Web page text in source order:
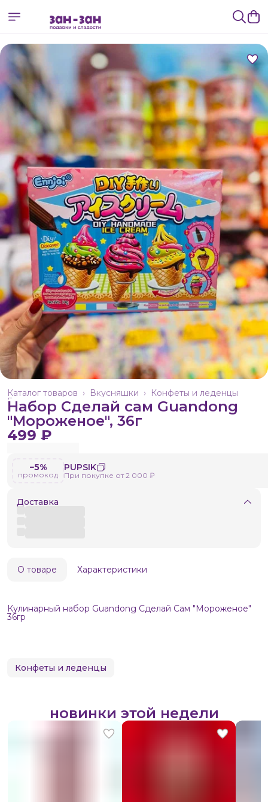
Конфеты и леденцы
Вкусняшки ›
Каталог товаров ›
Главная
Набор Сделай сам Guandong
"Мороженое", 36г
499 ₽
−5%
промокод
PUPSIK
При покупке от 2 000 ₽
Доставка
О товаре Характеристики
Кулинарный набор Guandong Сделай Сам "Мороженое"
36гр
Конфеты и леденцы
новинки этой недели